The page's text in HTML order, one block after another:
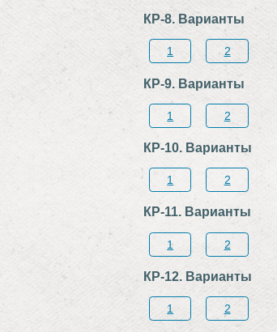
КР-8. Варианты
1 2
КР-9. Варианты
1 2
КР-10. Варианты
1 2
КР-11. Варианты
1 2
КР-12. Варианты
1 2